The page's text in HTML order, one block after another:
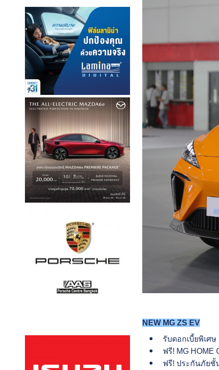
NEW MG ZS EV
รับดอกเบี้ยพิเศษ
ฟรี! MG
ฟรี! ประกันภัยชั้